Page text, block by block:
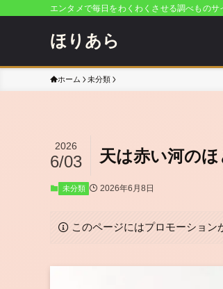
エンタメで毎日をわくわくさせる調べものサ
ほりあら
ホーム 未分類
天は赤い河の
2026
6/03
未分類 2026年6月8日
このページにはプロモーション